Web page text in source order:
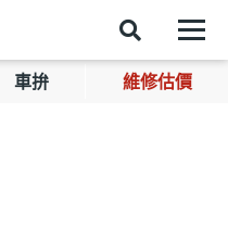
車拚 維修估價